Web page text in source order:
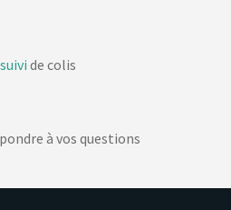
de colis
à vos questions